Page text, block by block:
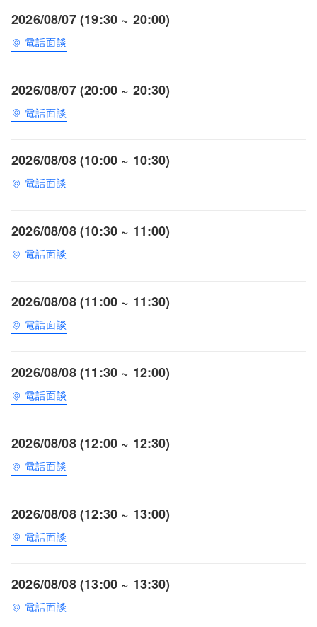
2026/08/07 (19:30 ~ 20:00)
電話面談
2026/08/07 (20:00 ~ 20:30)
電話面談
2026/08/08 (10:00 ~ 10:30)
電話面談
2026/08/08 (10:30 ~ 11:00)
電話面談
2026/08/08 (11:00 ~ 11:30)
電話面談
2026/08/08 (11:30 ~ 12:00)
電話面談
2026/08/08 (12:00 ~ 12:30)
電話面談
2026/08/08 (12:30 ~ 13:00)
電話面談
2026/08/08 (13:00 ~ 13:30)
電話面談